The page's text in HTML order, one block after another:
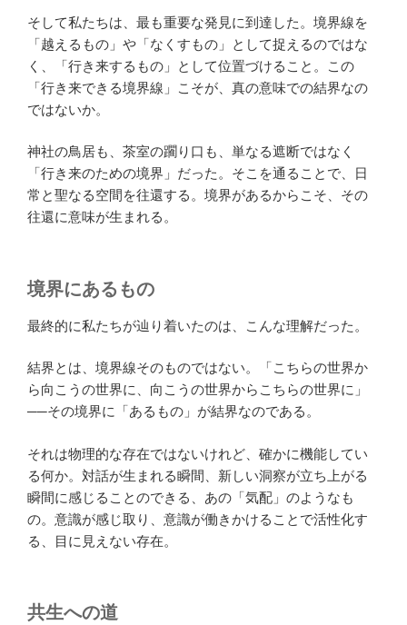
そして私たちは、最も重要な発見に到達した。境界線を
「越えるもの」や「なくすもの」として捉えるのではな
く、「行き来するもの」として位置づけること。この
「行き来できる境界線」こそが、真の意味での結界なの
ではないか。
神社の鳥居も、茶室の躙り口も、単なる遮断ではなく
「行き来のための境界」だった。そこを通ることで、日
常と聖なる空間を往還する。境界があるからこそ、その
往還に意味が生まれる。
境界にあるもの
最終的に私たちが辿り着いたのは、こんな理解だった。
結界とは、境界線そのものではない。「こちらの世界か
ら向こうの世界に、向こうの世界からこちらの世界に」
──その境界に「あるもの」が結界なのである。
それは物理的な存在ではないけれど、確かに機能してい
る何か。対話が生まれる瞬間、新しい洞察が立ち上がる
瞬間に感じることのできる、あの「気配」のようなも
の。意識が感じ取り、意識が働きかけることで活性化す
る、目に見えない存在。
共生への道